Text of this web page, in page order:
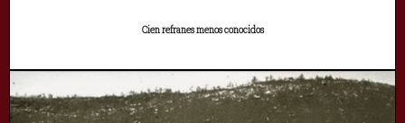
Cien refranes menos conocidos